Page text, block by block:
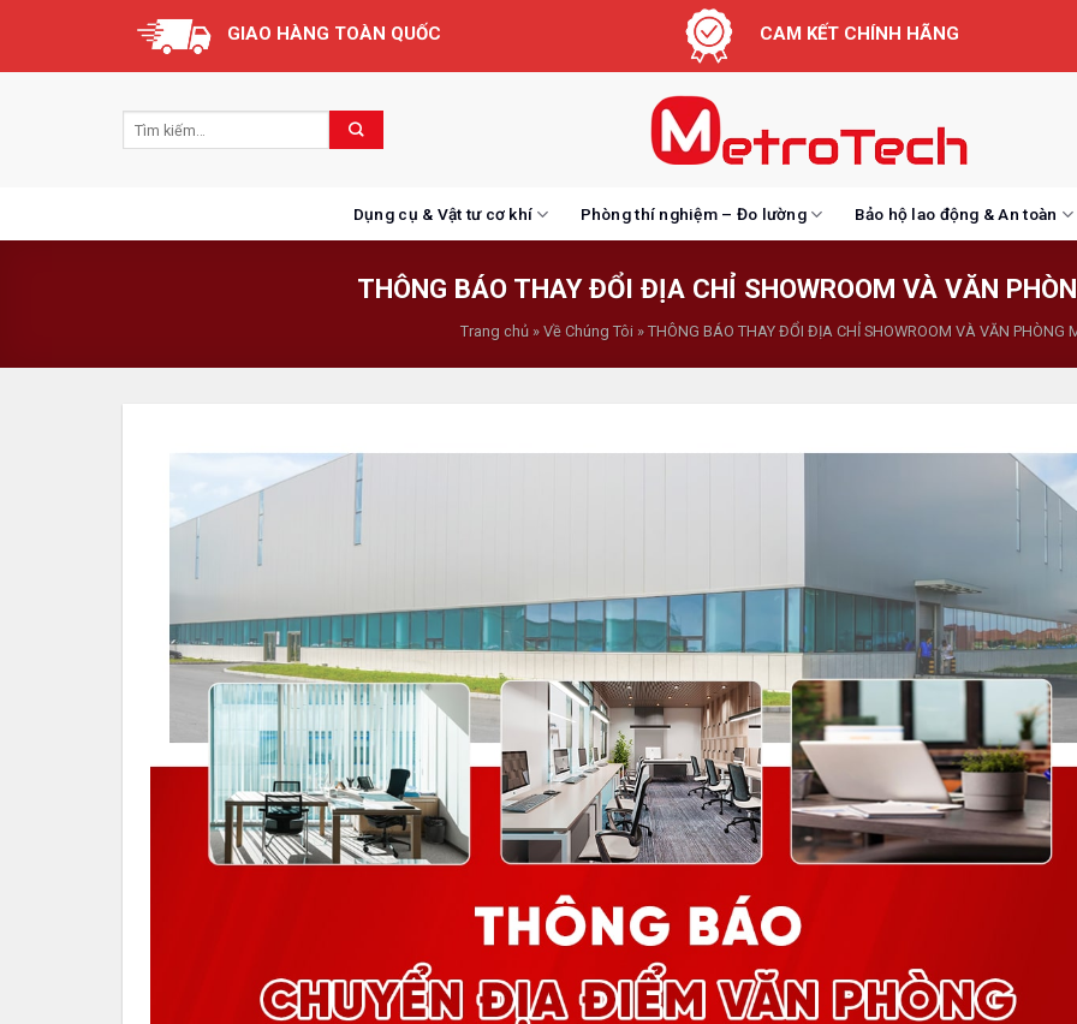
content
GIAO HÀNG TOÀN QUỐC CAM KẾT CHÍNH HÃNG
Dụng cụ & Vật tư cơ khí Phòng thí nghiệm – Đo lường Bảo hộ lao động & An toàn
THÔNG BÁO THAY ĐỔI ĐỊA CHỈ SHOWROOM VÀ VĂN
Trang chủ» Về Chúng Tôi » THÔNG BÁO THAY ĐỔI ĐỊA CHỈ SHOWROOM VÀ VĂN PHÒNG